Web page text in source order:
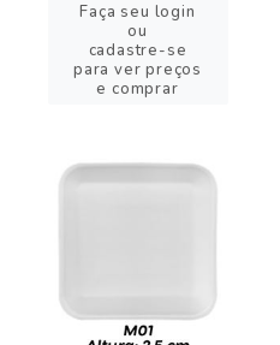
Faça seu login
ou
cadastre-se
para ver preços
e comprar